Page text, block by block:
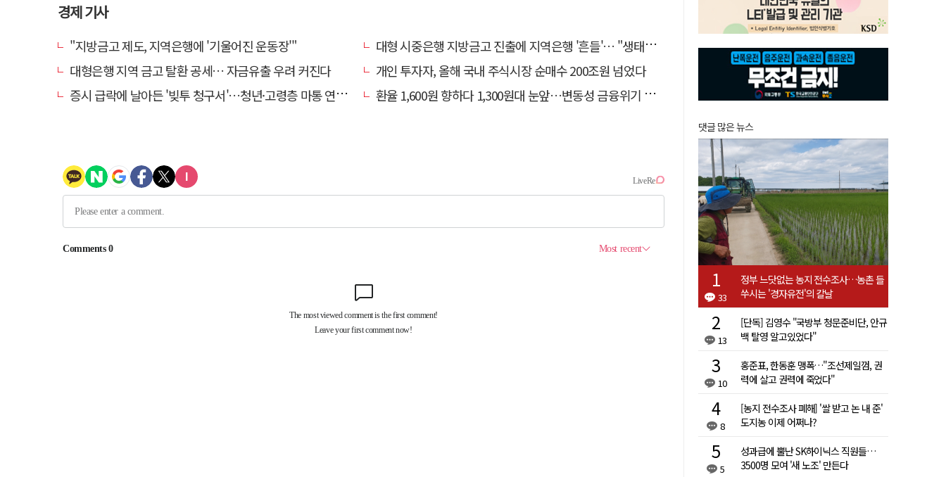
경제 기사
"지방금고 제도, 지역은행에 '기울어진 운동장'"
대형 시중은행 지방금고 진출에 지역은행 '흔들'… "생태계 보호 장치 필요"
대형은행 지역 금고 탈환 공세… 자금유출 우려 커진다
개인 투자자, 올해 국내 주식시장 순매수 200조원 넘었다
증시 급락에 날아든 '빚투 청구서'…청년·고령층 마통 연체↑
환율 1,600원 향하다 1,300원대 눈앞…변동성 금융위기 후 최고
댓글 많은 뉴스
33
정부 느닷없는 농지 전수조사…농촌 들
쑤시는 '경자유전'의 칼날
13
[단독] 김영수 "국방부 청문준비단, 안규
백 탈영 알고있었다"
10
홍준표, 한동훈 맹폭…"조선제일껌, 권
력에 살고 권력에 죽었다"
8
[농지 전수조사 폐해] '쌀 받고 논 내 준'
도지농 이제 어쩌나?
5
성과급에 뿔난 SK하이닉스 직원들…
3500명 모여 '새 노조' 만든다